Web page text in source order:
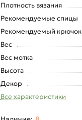
Плотность вязания
Рекомендуемые спицы
Рекомендуемый крючок
Вес
Вес мотка
Высота
Декор
Все характеристики